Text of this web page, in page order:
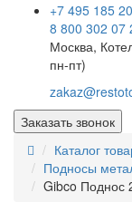
+7 495 185
8 800 302 07
Москва,
пн-пт)
Заказать звонок
Каталог
Подносы
Gibco Поднос